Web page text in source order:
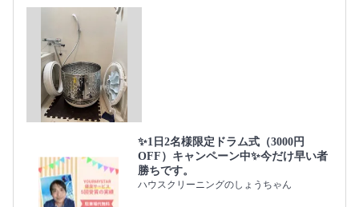
✨1日2名様限定ドラム式（3000円
OFF）キャンペーン中✨今だけ早い者
勝ちです。
ハウスクリーニングのしょうちゃん